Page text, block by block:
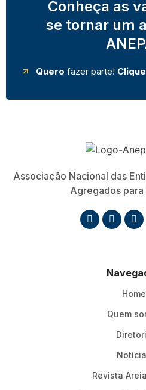
Conheça as
se tornar um
Quero fazer parte!
Associação Nacional das
Agregados
Home
Quem
Revista